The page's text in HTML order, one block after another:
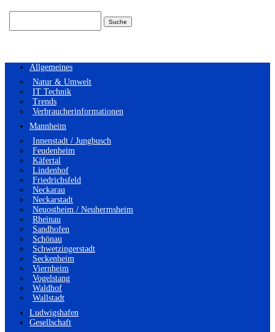
Allgemeines
Natur & Umwelt
IT Technik
Trends
Verbraucherinformationen
Mannheim
Innenstadt / Jungbusch
Feudenheim
Käfertal
Lindenhof
Friedrichsfeld
Neckarau
Neckarstadt
Neuostheim / Neuhermsheim
Rheinau
Sandhofen
Schönau
Schwetzingerstadt
Seckenheim
Viernheim
Vogelstang
Waldhof
Wallstadt
Ludwigshafen
Gesellschaft